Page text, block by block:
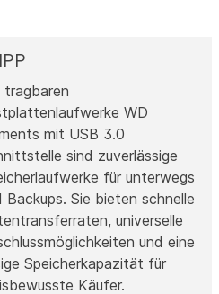
tragbaren
WD
mit USB 3.0
sind zuverlässige
für unterwegs
Backups. Sie bieten schnelle
universelle
und eine
Speicherkapazität für
Käufer.